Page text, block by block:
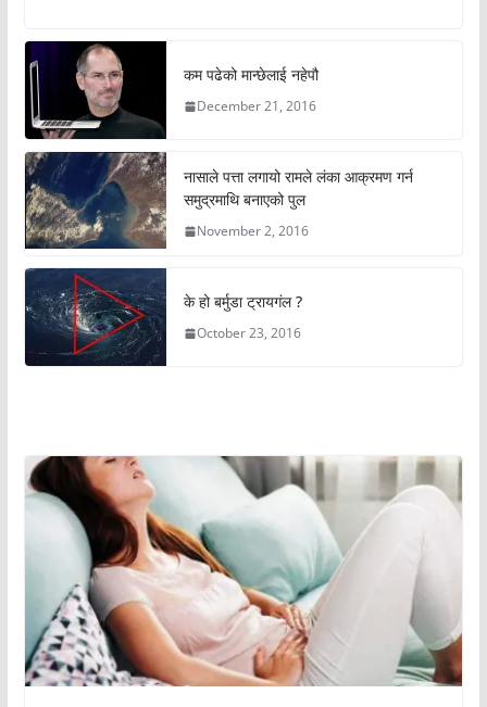
कम पढेको मान्छेलाई नहेपौ
December 21, 2016
नासाले पत्ता लगायो रामले लंका आक्रमण गर्न
समुद्रमाथि बनाएको पुल
November 2, 2016
के हो बर्मुडा ट्रायगंल ?
October 23, 2016